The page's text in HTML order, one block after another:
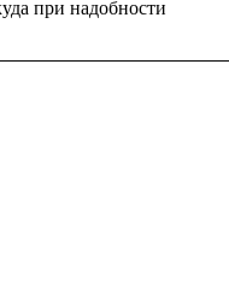
при надобности